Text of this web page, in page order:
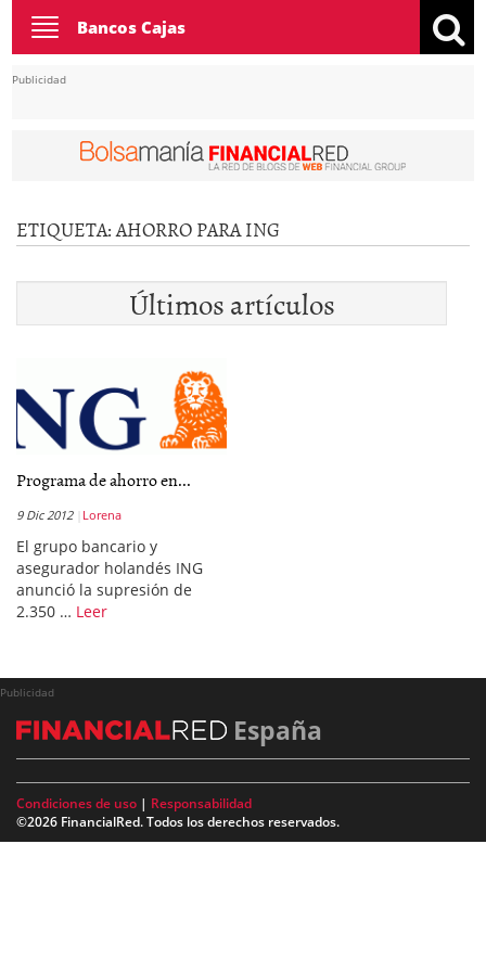
Toggle
navigation
Bancos Cajas
Publicidad
ETIQUETA:AHORRO PARA ING
Últimos artículos
Programa de ahorro en...
9 Dic 2012 Lorena
El grupo bancario y
asegurador holandés ING
anunció la supresión de
2.350 … Leer
Publicidad
España
Condiciones de uso | Responsabilidad
©2026 FinancialRed. Todos los derechos reservados.